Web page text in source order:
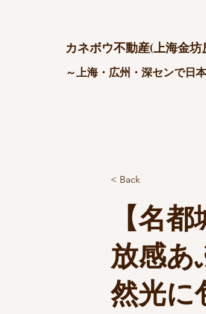
カネボウ不動産(上海金
～上海・広州・深センで日
< Back
【名
放感あ
然光に